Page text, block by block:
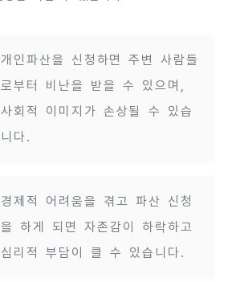
개인파산을 신청하면 주변 사람들
로부터 비난을 받을 수 있으며,
사회적 이미지가 손상될 수 있습
니다.
경제적 어려움을 겪고 파산 신청
을 하게 되면 자존감이 하락하고
심리적 부담이 클 수 있습니다.